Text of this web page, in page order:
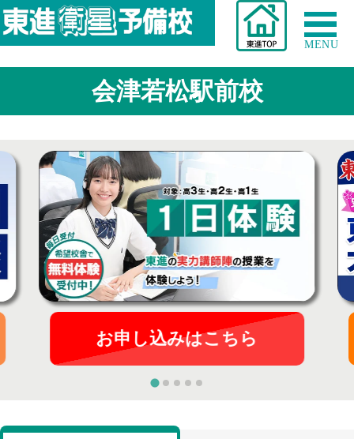
MENU
会津若松駅前校
お申し込みはこちら